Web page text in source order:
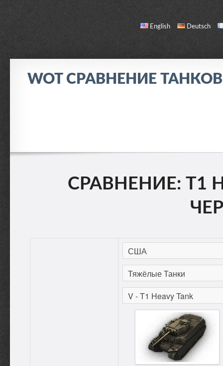
English Deutsch
WOT СРАВНЕНИЕ
О НАС / ОБРАТНАЯ СВЯЗЬ
СРАВНЕНИЕ: T1